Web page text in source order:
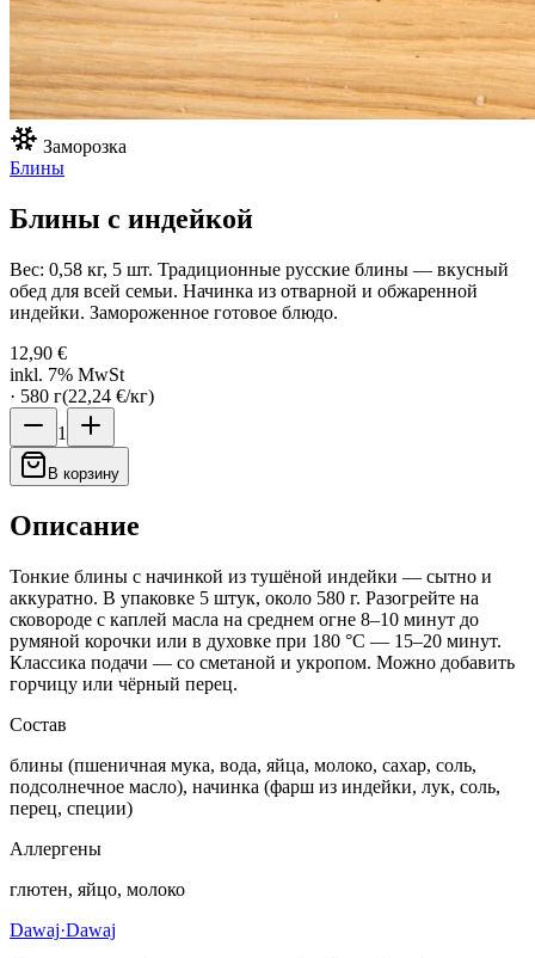
Заморозка
Блины
Блины с индейкой
Вес: 0,58 кг, 5 шт. Традиционные русские блины — вкусный
обед для всей семьи. Начинка из отварной и обжаренной
индейки. Замороженное готовое блюдо.
12,90 €
inkl. 7% MwSt
· 580 г(22,24 €/кг)
1
В корзину
Описание
Тонкие блины с начинкой из тушёной индейки — сытно и
аккуратно. В упаковке 5 штук, около 580 г. Разогрейте на
сковороде с каплей масла на среднем огне 8–10 минут до
румяной корочки или в духовке при 180 °C — 15–20 минут.
Классика подачи — со сметаной и укропом. Можно добавить
горчицу или чёрный перец.
Состав
блины (пшеничная мука, вода, яйца, молоко, сахар, соль,
подсолнечное масло), начинка (фарш из индейки, лук, соль,
перец, специи)
Аллергены
глютен, яйцо, молоко
Dawaj·Dawaj